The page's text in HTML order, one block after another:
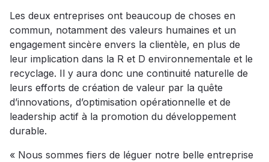
Les deux entreprises ont beaucoup de choses en
commun, notamment des valeurs humaines et un
engagement sincère envers la clientèle, en plus de
leur implication dans la R et D environnementale et le
recyclage. Il y aura donc une continuité naturelle de
leurs efforts de création de valeur par la quête
d’innovations, d’optimisation opérationnelle et de
leadership actif à la promotion du développement
durable.
« Nous sommes fiers de léguer notre belle entreprise